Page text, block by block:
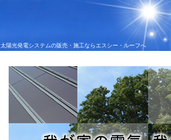
太陽光発電システムの販売・施工ならエスシー・ルーフへ